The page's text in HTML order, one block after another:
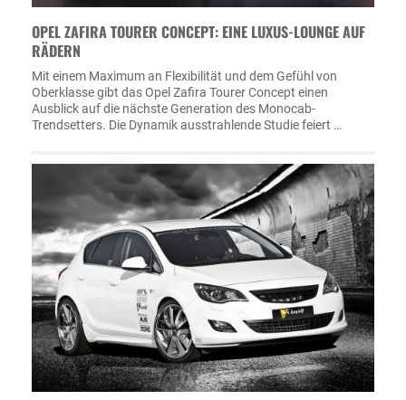
OPEL ZAFIRA TOURER CONCEPT: EINE LUXUS-LOUNGE AUF
RÄDERN
Mit einem Maximum an Flexibilität und dem Gefühl von
Oberklasse gibt das Opel Zafira Tourer Concept einen
Ausblick auf die nächste Generation des Monocab-
Trendsetters. Die Dynamik ausstrahlende Studie feiert …